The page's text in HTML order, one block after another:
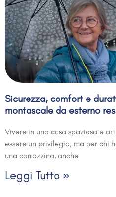
Sicurezza, comfort e
montascale da esterno
Vivere in una casa spaziosa e
essere un privilegio, ma per chi
una carrozzina, anche
Leggi Tutto »